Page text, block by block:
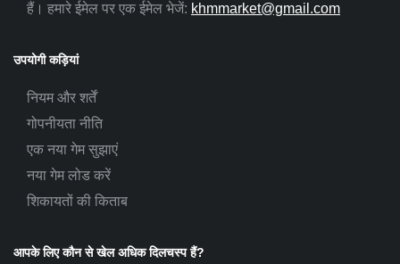
हैं। हमारे ईमेल पर एक ईमेल भेजें: khmmarket@gmail.com
उपयोगी कड़ियां
नियम और शर्तें
गोपनीयता नीति
एक नया गेम सुझाएं
नया गेम लोड करें
शिकायतों की किताब
आपके लिए कौन से खेल अधिक दिलचस्प हैं?